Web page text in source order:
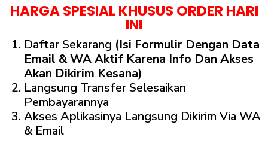
HARGA SPESIAL KHUSUS ORDER HARI
INI
Daftar Sekarang (isi Formulir Dengan Data
Email & WA Aktif Karena Info Dan Akses
Akan Dikirim Kesana)
Langsung Transfer Selesaikan
Pembayarannya
Akses Aplikasinya Langsung Dikirim Via WA
& Email